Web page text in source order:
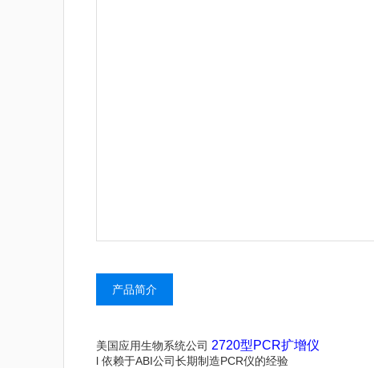
产品简介
美国应用生物系统公司 2720型PCR扩增仪
l 依赖于ABI公司长期制造PCR仪的经验